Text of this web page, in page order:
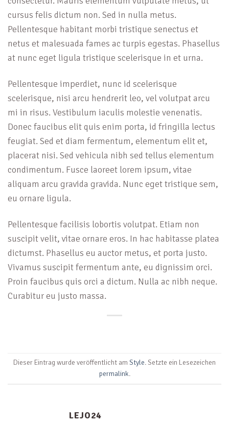
cursus felis dictum non. Sed in nulla metus.
Pellentesque habitant morbi tristique senectus et
netus et malesuada fames ac turpis egestas. Phasellus
at nunc eget ligula tristique scelerisque in et urna.
Pellentesque imperdiet, nunc id scelerisque
scelerisque, nisi arcu hendrerit leo, vel volutpat arcu
mi in risus. Vestibulum iaculis molestie venenatis.
Donec faucibus elit quis enim porta, id fringilla lectus
feugiat. Sed et diam fermentum, elementum elit et,
placerat nisi. Sed vehicula nibh sed tellus elementum
condimentum. Fusce laoreet lorem ipsum, vitae
aliquam arcu gravida gravida. Nunc eget tristique sem,
eu ornare ligula.
Pellentesque facilisis lobortis volutpat. Etiam non
suscipit velit, vitae ornare eros. In hac habitasse platea
dictumst. Phasellus eu auctor metus, et porta justo.
Vivamus suscipit fermentum ante, eu dignissim orci.
Proin faucibus quis orci a dictum. Nulla ac nibh neque.
Curabitur eu justo massa.
Dieser Eintrag wurde veröffentlicht am Style. Setzte ein Lesezeichen
permalink.
LEJO24